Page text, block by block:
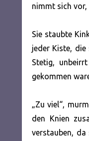
nimmt sich vor,
Sie staubte
jeder Kiste, die
Stetig,
gekommen
„Zu viel“,
den Knien
verstauben, da